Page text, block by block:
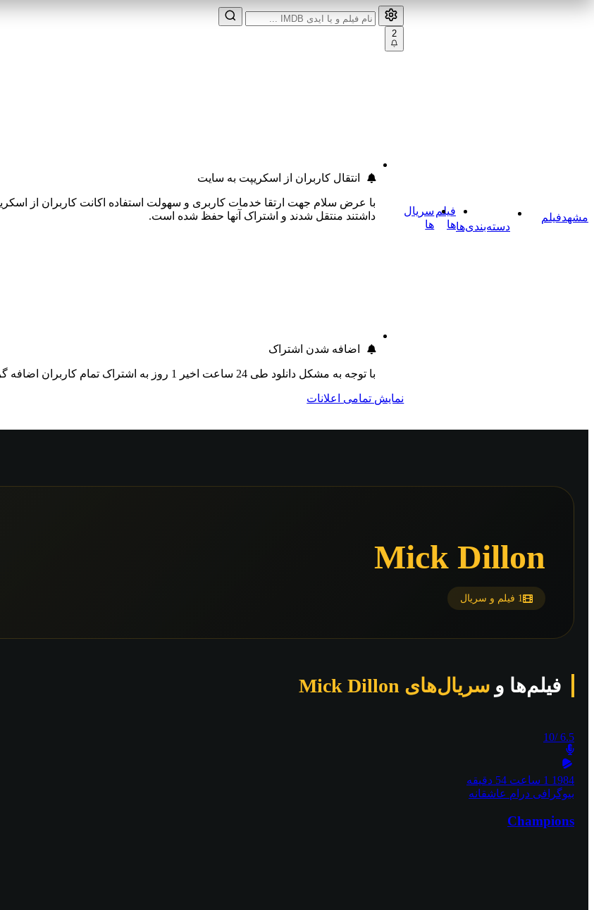
مشهدفیلم
دسته‌بندی‌ها
فیلم
ها
سریال
ها
2
انتقال کاربران از اسکریپت به سایت
با عرض سلام جهت ارتقا خدمات کاربری و سهولت استفاده اکانت کاربران از
داشتند منتقل شدند و اشتراک آنها حفظ شده است.
اضافه شدن اشتراک
با توجه به مشکل دانلود طی 24 ساعت اخیر 1 روز به اشتراک تمام کاربران اضافه گردید.
نمایش تمامی اعلانات
Mick Dillon
1 فیلم و سریال
فیلم‌ها و سریال‌های Mick Dillon
6.5
/10
1984 1 ساعت 54 دقیقه
بیوگرافی درام عاشقانه
Champions